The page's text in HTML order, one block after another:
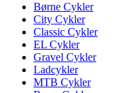
Børne Cykler
City Cykler
Classic Cykler
EL Cykler
Gravel Cykler
Ladcykler
MTB Cykler